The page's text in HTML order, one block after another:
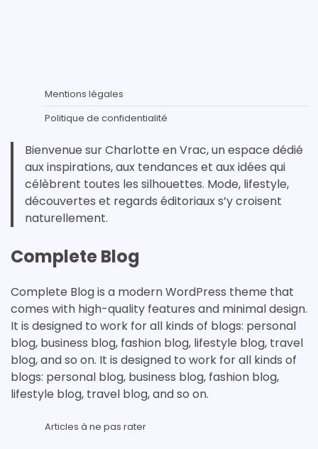
Mentions légales
Politique de confidentialité
Bienvenue sur Charlotte en Vrac, un espace dédié
aux inspirations, aux tendances et aux idées qui
célèbrent toutes les silhouettes. Mode, lifestyle,
découvertes et regards éditoriaux s’y croisent
naturellement.
Complete Blog
Complete Blog is a modern WordPress theme that
comes with high-quality features and minimal design.
It is designed to work for all kinds of blogs: personal
blog, business blog, fashion blog, lifestyle blog, travel
blog, and so on. It is designed to work for all kinds of
blogs: personal blog, business blog, fashion blog,
lifestyle blog, travel blog, and so on.
Articles à ne pas rater